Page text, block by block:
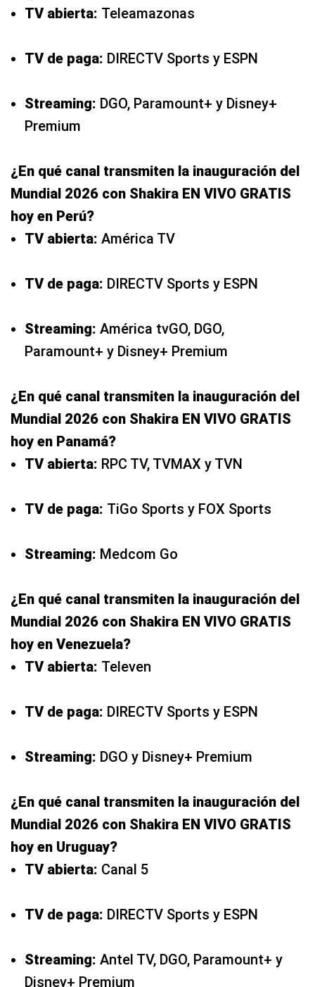
TV abierta: Teleamazonas
TV de paga: DIRECTV Sports y ESPN
Streaming: DGO, Paramount+ y Disney+
Premium
¿En qué canal transmiten la inauguración del
Mundial 2026 con Shakira EN VIVO GRATIS
hoy en Perú?
TV abierta: América TV
TV de paga: DIRECTV Sports y ESPN
Streaming: América tvGO, DGO,
Paramount+ y Disney+ Premium
¿En qué canal transmiten la inauguración del
Mundial 2026 con Shakira EN VIVO GRATIS
hoy en Panamá?
TV abierta: RPC TV, TVMAX y TVN
TV de paga: TiGo Sports y FOX Sports
Streaming: Medcom Go
¿En qué canal transmiten la inauguración del
Mundial 2026 con Shakira EN VIVO GRATIS
hoy en Venezuela?
TV abierta: Televen
TV de paga: DIRECTV Sports y ESPN
Streaming: DGO y Disney+ Premium
¿En qué canal transmiten la inauguración del
Mundial 2026 con Shakira EN VIVO GRATIS
hoy en Uruguay?
TV abierta: Canal 5
TV de paga: DIRECTV Sports y ESPN
Streaming: Antel TV, DGO, Paramount+ y
Disney+ Premium